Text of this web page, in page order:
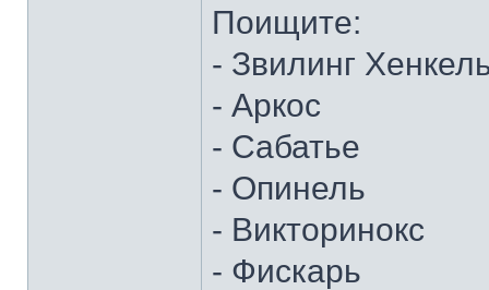
Поищите:
- Звилинг
- Аркос
- Сабатье
- Опинель
- Викторинокс
- Фискарь